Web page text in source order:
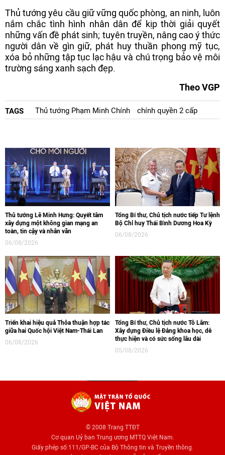
Thủ tướng yêu cầu giữ vững quốc phòng, an ninh, luôn
nắm chắc tình hình nhân dân để kịp thời giải quyết
những vấn đề phát sinh; tuyên truyền, nâng cao ý thức
người dân về gìn giữ, phát huy thuần phong mỹ tục,
xóa bỏ những tập tục lạc hậu và chú trọng bảo vệ môi
trường sáng xanh sạch đẹp.
Theo VGP
TAGS Thủ tướng Phạm Minh Chính chính quyền 2 cấp
Thủ tướng Lê Minh Hưng: Quyết tâm
xây dựng một không gian mạng an
toàn, tin cậy và nhân văn
06/08/2026
Tổng Bí thư, Chủ tịch nước tiếp Tư lệnh
Bộ Chỉ huy Thái Bình Dương Hoa Kỳ
06/08/2026
Triển khai hiệu quả Thỏa thuận hợp tác
giữa hai Quốc hội Việt Nam-Thái Lan
06/08/2026
Tổng Bí thư, Chủ tịch nước Tô Lâm:
Xây dựng Điều lệ Đảng khoa học, dễ
thực hiện và có sức sống lâu dài
05/08/2026
© 2008 Trang TTĐT
Cơ quan Uỷ ban Trung ương MTTQ Việt Nam.
Giấy phép số:111/GP-BC của Bộ Thông tin và Truyền thông.